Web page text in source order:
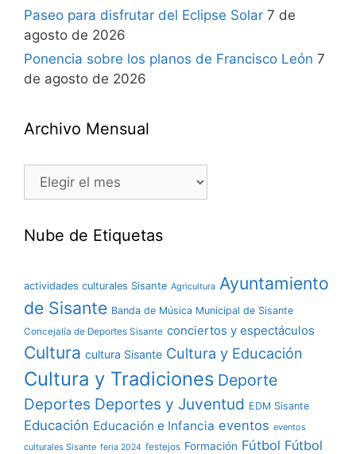
Paseo para disfrutar del Eclipse Solar 7 de
agosto de 2026
Ponencia sobre los planos de Francisco León 7
de agosto de 2026
Archivo Mensual
Nube de Etiquetas
actividades culturales Sisante Agricultura Ayuntamiento
de Sisante Banda de Música Municipal de Sisante
Concejalía de Deportes Sisante conciertos y espectáculos
Cultura cultura Sisante Cultura y Educación
Cultura y Tradiciones Deporte
Deportes Deportes y Juventud EDM Sisante
Educación Educación e Infancia eventos eventos
culturales Sisante feria 2024 festejos Formación Fútbol Fútbol